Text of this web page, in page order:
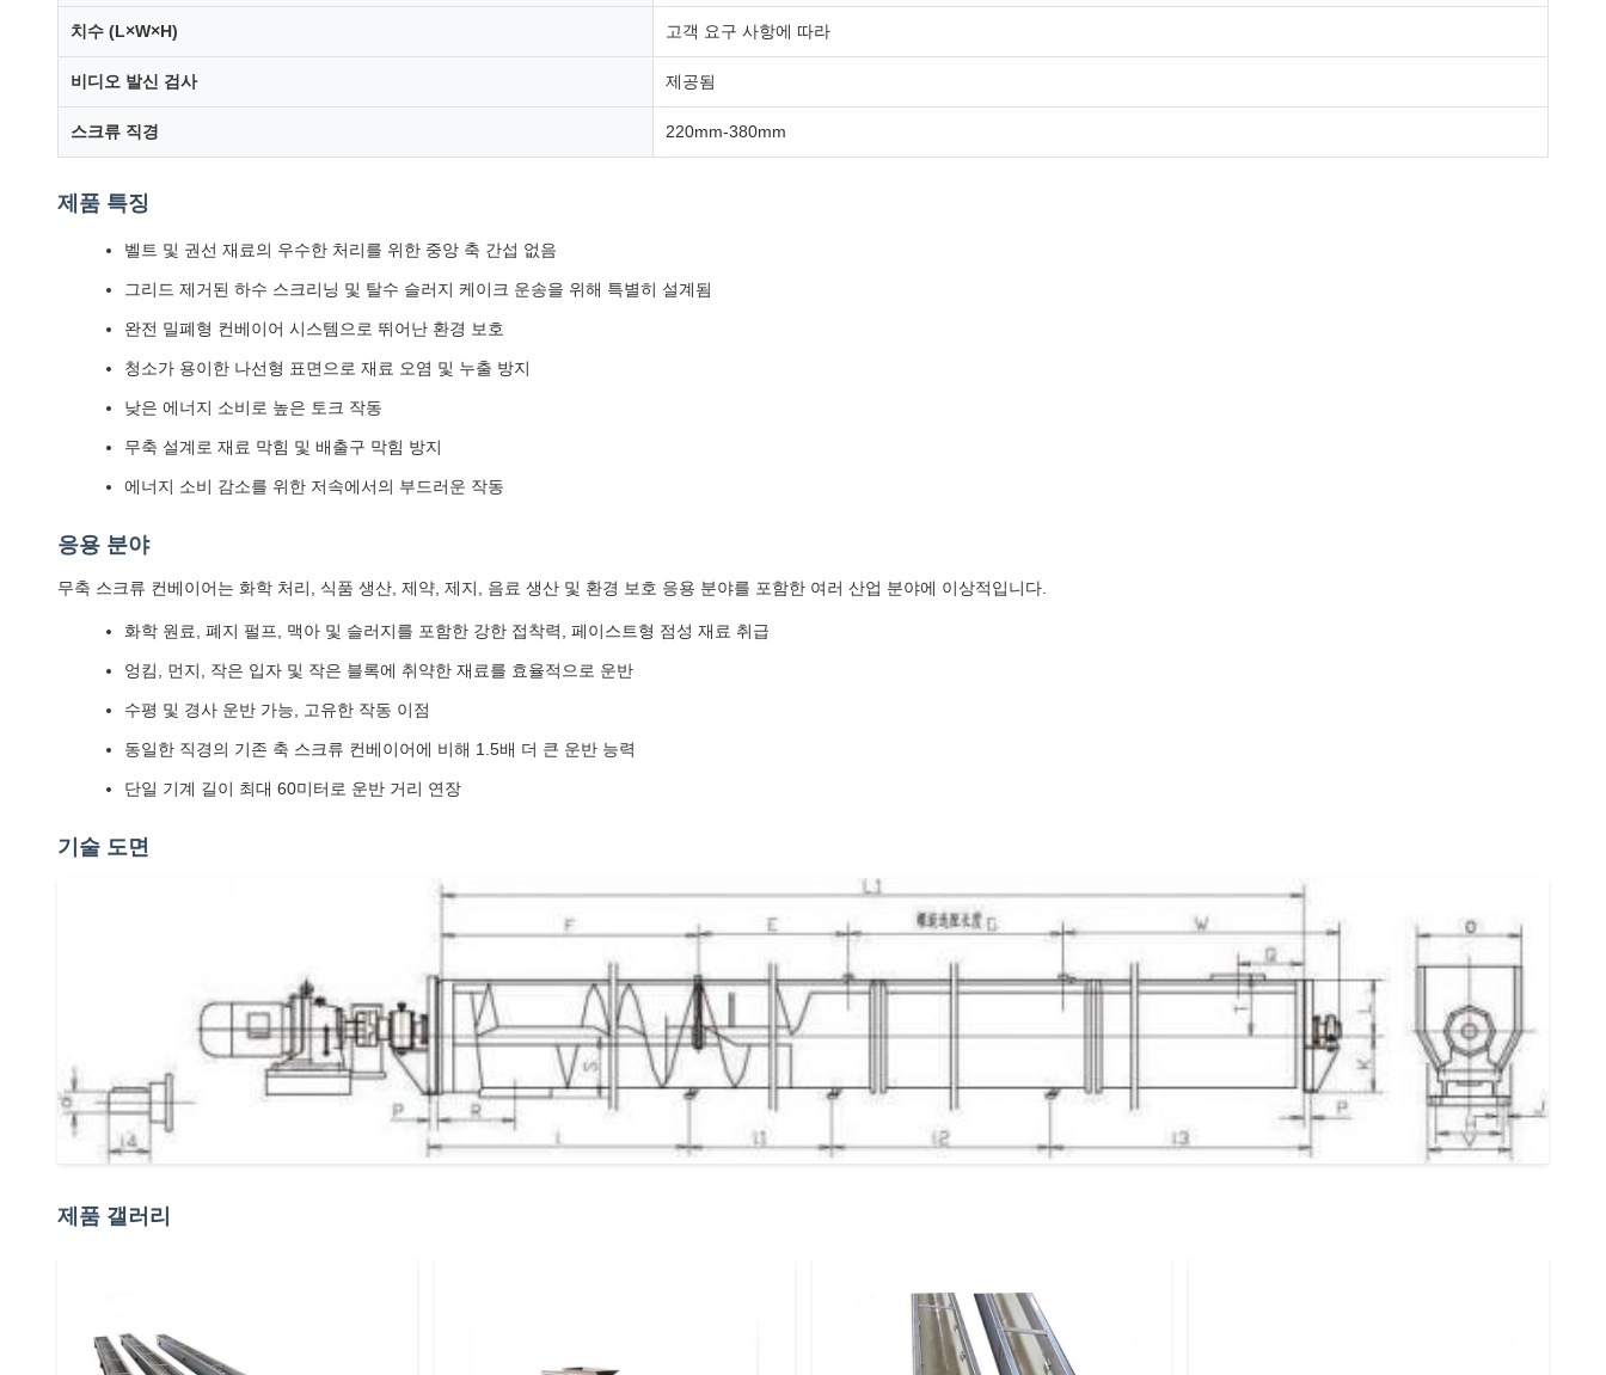
치수 (L×W×H) 고객 요구 사항에 따라
비디오 발신 검사 제공됨
스크류 직경 220mm-380mm
제품 특징
벨트 및 권선 재료의 우수한 처리를 위한 중앙 축 간섭 없음
그리드 제거된 하수 스크리닝 및 탈수 슬러지 케이크 운송을 위해 특별히 설계됨
완전 밀폐형 컨베이어 시스템으로 뛰어난 환경 보호
청소가 용이한 나선형 표면으로 재료 오염 및 누출 방지
낮은 에너지 소비로 높은 토크 작동
무축 설계로 재료 막힘 및 배출구 막힘 방지
에너지 소비 감소를 위한 저속에서의 부드러운 작동
응용 분야
무축 스크류 컨베이어는 화학 처리, 식품 생산, 제약, 제지, 음료 생산 및 환경 보호 응용 분야를 포함한 여러 산업 분야에 이상적입니다.
화학 원료, 폐지 펄프, 맥아 및 슬러지를 포함한 강한 접착력, 페이스트형 점성 재료 취급
엉킴, 먼지, 작은 입자 및 작은 블록에 취약한 재료를 효율적으로 운반
수평 및 경사 운반 가능, 고유한 작동 이점
동일한 직경의 기존 축 스크류 컨베이어에 비해 1.5배 더 큰 운반 능력
단일 기계 길이 최대 60미터로 운반 거리 연장
기술 도면
제품 갤러리